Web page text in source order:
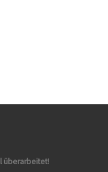
überarbeitet!